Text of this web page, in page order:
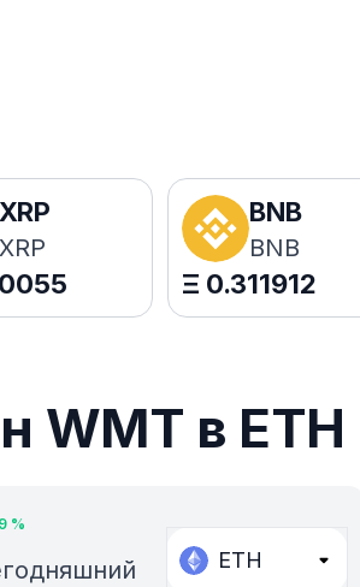
XRP
XRP
BNB
BNB
Ξ 0.311912
WMT в ETH
%
ETH